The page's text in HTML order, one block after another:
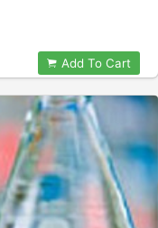
Add To Cart